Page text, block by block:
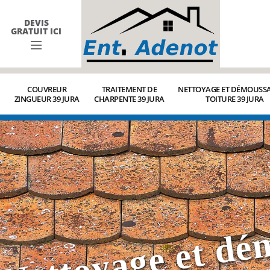
DEVIS
GRATUIT ICI
COUVREUR
ZINGUEUR 39 JURA
TRAITEMENT DE
CHARPENTE 39 JURA
NETTOYAGE ET
TOITURE 39 JURA